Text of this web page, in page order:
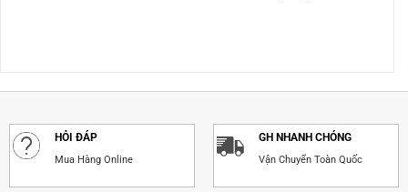
HỎI ĐÁP
Mua Hàng Online
GH NHANH CHÓNG
Vận Chuyển Toàn Quốc